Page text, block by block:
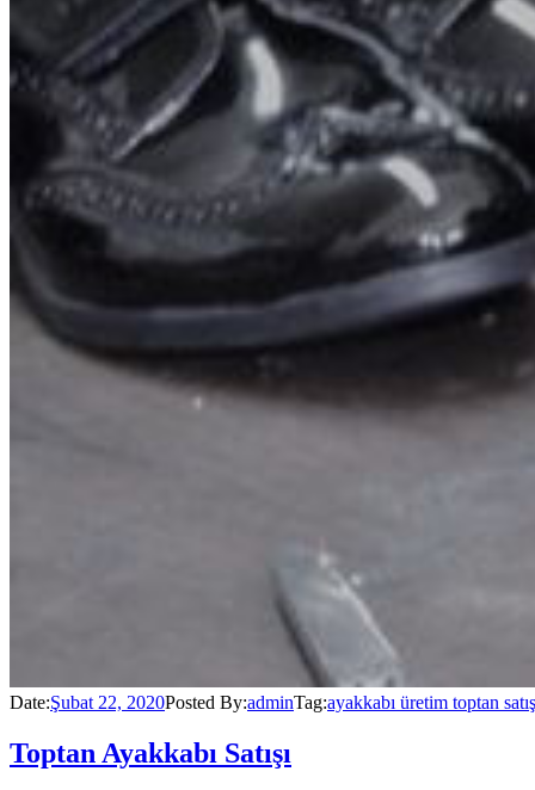
Date:Şubat 22, 2020Posted By:adminTag:ayakkabı üretim toptan satış
Toptan Ayakkabı Satışı